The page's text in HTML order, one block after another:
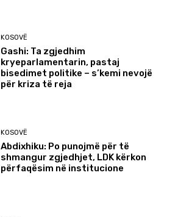
KOSOVË
Gashi: Ta zgjedhim
kryeparlamentarin, pastaj
bisedimet politike – s’kemi nevojë
për kriza të reja
KOSOVË
Abdixhiku: Po punojmë për të
shmangur zgjedhjet, LDK kërkon
përfaqësim në institucione